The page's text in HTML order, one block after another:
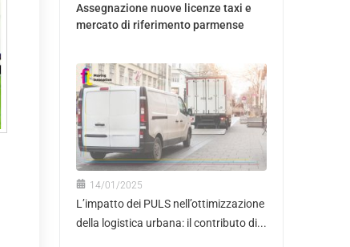
Assegnazione nuove licenze taxi e
mercato di riferimento parmense
14/01/2025
L’impatto dei PULS nell’ottimizzazione
della logistica urbana: il contributo di...